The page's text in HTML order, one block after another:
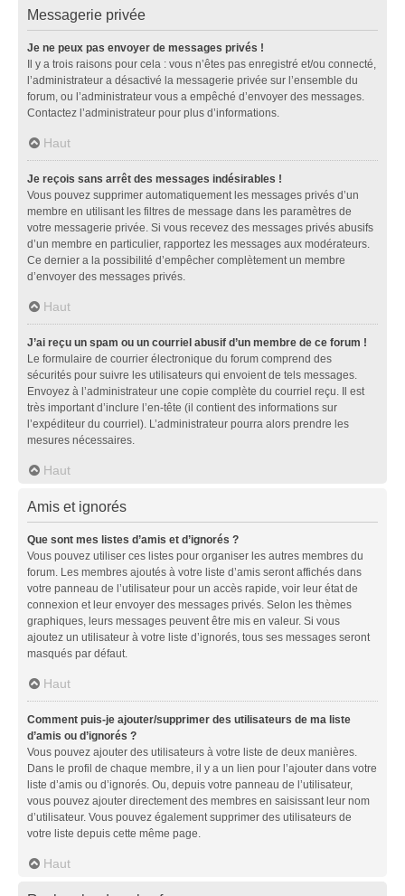
Messagerie privée
Je ne peux pas envoyer de messages privés !
Il y a trois raisons pour cela : vous n’êtes pas enregistré et/ou connecté,
l’administrateur a désactivé la messagerie privée sur l’ensemble du
forum, ou l’administrateur vous a empêché d’envoyer des messages.
Contactez l’administrateur pour plus d’informations.
Haut
Je reçois sans arrêt des messages indésirables !
Vous pouvez supprimer automatiquement les messages privés d’un
membre en utilisant les filtres de message dans les paramètres de
votre messagerie privée. Si vous recevez des messages privés abusifs
d’un membre en particulier, rapportez les messages aux modérateurs.
Ce dernier a la possibilité d’empêcher complètement un membre
d’envoyer des messages privés.
Haut
J’ai reçu un spam ou un courriel abusif d’un membre de ce forum !
Le formulaire de courrier électronique du forum comprend des
sécurités pour suivre les utilisateurs qui envoient de tels messages.
Envoyez à l’administrateur une copie complète du courriel reçu. Il est
très important d’inclure l’en-tête (il contient des informations sur
l’expéditeur du courriel). L’administrateur pourra alors prendre les
mesures nécessaires.
Haut
Amis et ignorés
Que sont mes listes d’amis et d’ignorés ?
Vous pouvez utiliser ces listes pour organiser les autres membres du
forum. Les membres ajoutés à votre liste d’amis seront affichés dans
votre panneau de l’utilisateur pour un accès rapide, voir leur état de
connexion et leur envoyer des messages privés. Selon les thèmes
graphiques, leurs messages peuvent être mis en valeur. Si vous
ajoutez un utilisateur à votre liste d’ignorés, tous ses messages seront
masqués par défaut.
Haut
Comment puis-je ajouter/supprimer des utilisateurs de ma liste
d’amis ou d’ignorés ?
Vous pouvez ajouter des utilisateurs à votre liste de deux manières.
Dans le profil de chaque membre, il y a un lien pour l’ajouter dans votre
liste d’amis ou d’ignorés. Ou, depuis votre panneau de l’utilisateur,
vous pouvez ajouter directement des membres en saisissant leur nom
d’utilisateur. Vous pouvez également supprimer des utilisateurs de
votre liste depuis cette même page.
Haut